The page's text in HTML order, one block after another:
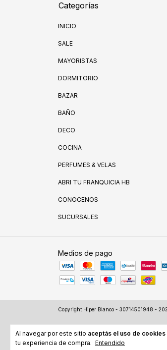
Al navegar por este sitio aceptás el uso de cookies
tu experiencia de compra. Entendido
Categorías
INICIO
SALE
MAYORISTAS
DORMITORIO
BAZAR
BAÑO
DECO
COCINA
PERFUMES & VELAS
ABRI TU FRANQUICIA HB
CONOCENOS
SUCURSALES
Medios de pago
Copyright Hiper Blanco - 30714501948 -